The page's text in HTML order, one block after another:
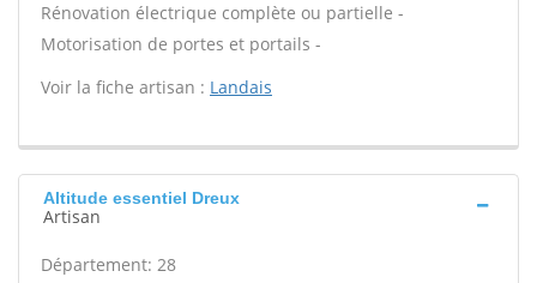
Rénovation électrique complète ou partielle -
Motorisation de portes et portails -
Voir la fiche artisan : Landais
Altitude essentiel Dreux
Artisan
Département: 28